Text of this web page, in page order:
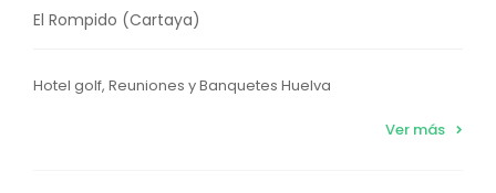
El Rompido (Cartaya)
Hotel golf, Reuniones y Banquetes Huelva
Ver más